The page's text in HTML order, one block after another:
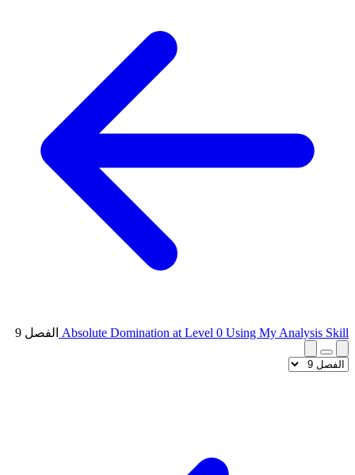
Absolute Domination at Level 0 Using My Analysis Skill الفصل 9